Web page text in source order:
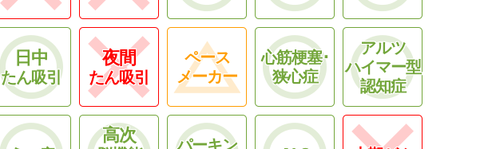
日中
たん吸引
夜間
たん吸引
ペース
メーカー
心筋梗塞･
狭心症
アルツ
ハイマー型
認知症
高次 パーキン